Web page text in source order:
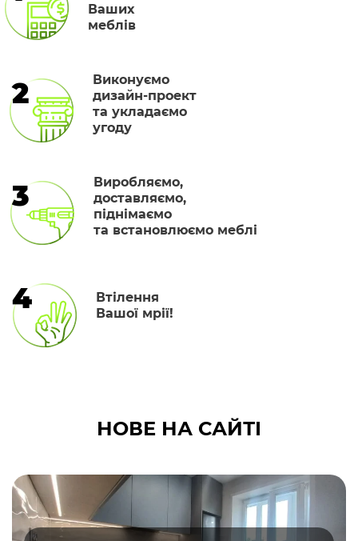
Ваших
меблів
2
Виконуємо
дизайн-проект
та укладаємо
угоду
3
Виробляємо,
доставляємо,
піднімаємо
та встановлюємо меблі
4
Втілення
Вашої мрії!
НОВЕ НА САЙТІ